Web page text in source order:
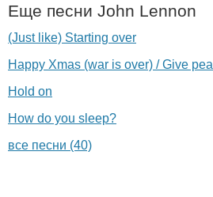
Еще песни John Lennon
(Just like) Starting over
Happy Xmas (war is over) / Give
Hold on
How do you sleep?
все песни (40)